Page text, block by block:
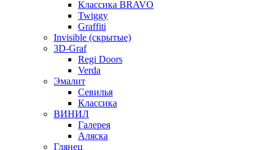
Классика BRAVO
Twiggy
Graffiti
Invisible (скрытые)
3D-Graf
Regi Doors
Verda
Эмалит
Севилья
Классика
ВИНИЛ
Галерея
Аляска
Глянец